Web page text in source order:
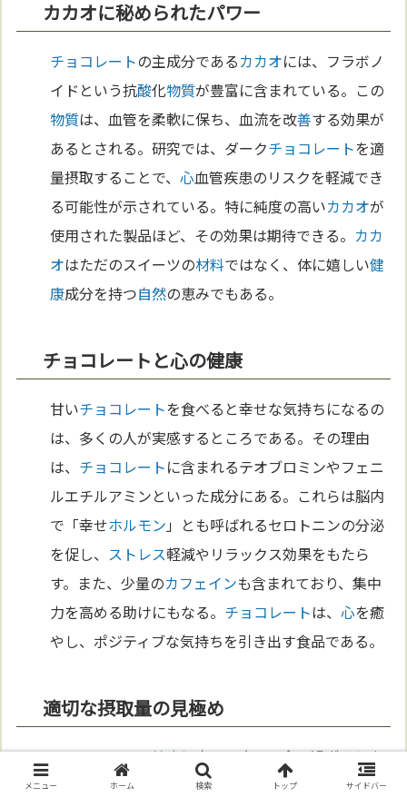
カカオに秘められたパワー
チョコレートの主成分であるカカオには、フラボノ
イドという抗酸化物質が豊富に含まれている。この
物質は、血管を柔軟に保ち、血流を改善する効果が
あるとされる。研究では、ダークチョコレートを適
量摂取することで、心血管疾患のリスクを軽減でき
る可能性が示されている。特に純度の高いカカオが
使用された製品ほど、その効果は期待できる。 カカ
オはただのスイーツの材料ではなく、体に嬉しい健
康成分を持つ自然の恵みでもある。
チョコレートと心の健康
甘いチョコレートを食べると幸せな気持ちになるの
は、多くの人が実感するところである。その理由
は、 チョコレートに含まれるテオブロミンやフェニ
ルエチルアミンといった成分にある。これらは脳内
で「幸せホルモン 」とも呼ばれるセロトニンの分泌
を促し、 ストレス軽減やリラックス効果をもたら
す。また、少量のカフェインも含まれており、集中
力を高める助けにもなる。 チョコレートは、心を癒
やし、ポジティブな気持ちを引き出す食品である。
適切な摂取量の見極め
チョコレートは健康に良い一方で、食べ過ぎるとカ
ロリー過多や糖分の過剰摂取につながるリスクがあ
メニュー ホーム 検索 トップ サイドバー